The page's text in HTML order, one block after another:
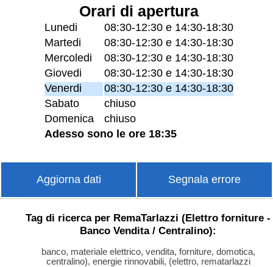
Orari di apertura
Lunedi
08:30-12:30 e 14:30-18:30
Martedi
08:30-12:30 e 14:30-18:30
Mercoledi
08:30-12:30 e 14:30-18:30
Giovedi
08:30-12:30 e 14:30-18:30
Venerdi
08:30-12:30 e 14:30-18:30
Sabato
chiuso
Domenica
chiuso
Adesso sono le ore 18:35
Aggiorna dati Segnala errore
Tag di ricerca per RemaTarlazzi (Elettro forniture -
Banco Vendita / Centralino):
banco, materiale elettrico, vendita, forniture, domotica,
centralino), energie rinnovabili, (elettro, rematarlazzi